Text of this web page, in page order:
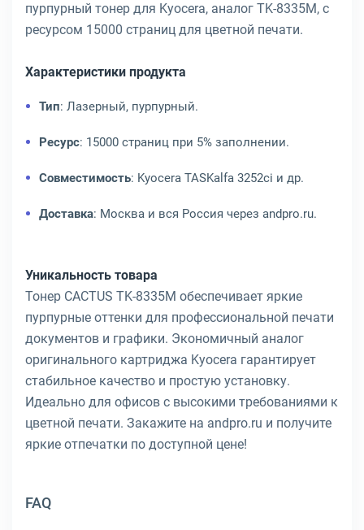
пурпурный тонер для Kyocera, аналог TK-8335M, с
ресурсом 15000 страниц для цветной печати.
Характеристики продукта
Тип: Лазерный, пурпурный.
Ресурс: 15000 страниц при 5% заполнении.
Совместимость: Kyocera TASKalfa 3252ci и др.
Доставка: Москва и вся Россия через andpro.ru.
Уникальность товара
Тонер CACTUS TK-8335M обеспечивает яркие
пурпурные оттенки для профессиональной печати
документов и графики. Экономичный аналог
оригинального картриджа Kyocera гарантирует
стабильное качество и простую установку.
Идеально для офисов с высокими требованиями к
цветной печати. Закажите на andpro.ru и получите
яркие отпечатки по доступной цене!
FAQ